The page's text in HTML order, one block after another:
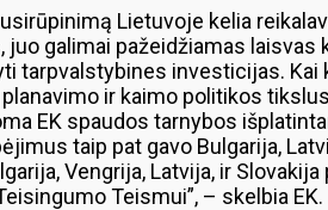
Lietuvoje kelia
juo galimai pažeidžiamas
tarpvalstybines investicijas.
ir kaimo politikos
EK spaudos tarnybos
taip pat gavo Bulgarija,
Vengrija, Latvija, ir
Teismui”, – skelbia EK.